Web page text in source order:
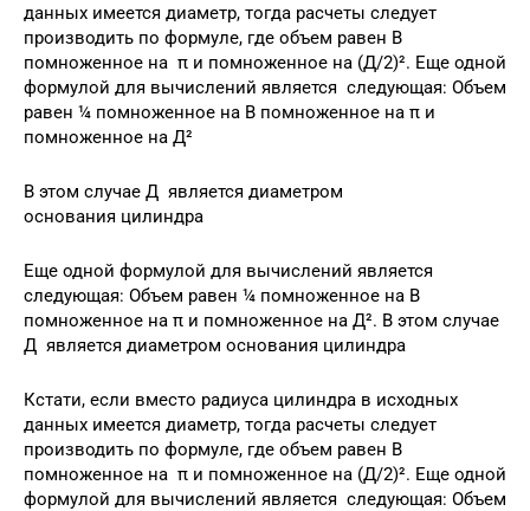
данных имеется диаметр, тогда расчеты следует
производить по формуле, где объем равен В
помноженное на π и помноженное на (Д/2)². Еще одной
формулой для вычислений является следующая: Объем
равен ¼ помноженное на В помноженное на π и
помноженное на Д²
В этом случае Д является диаметром
основания цилиндра
Еще одной формулой для вычислений является
следующая: Объем равен ¼ помноженное на В
помноженное на π и помноженное на Д². В этом случае
Д является диаметром основания цилиндра
Кстати, если вместо радиуса цилиндра в исходных
данных имеется диаметр, тогда расчеты следует
производить по формуле, где объем равен В
помноженное на π и помноженное на (Д/2)². Еще одной
формулой для вычислений является следующая: Объем